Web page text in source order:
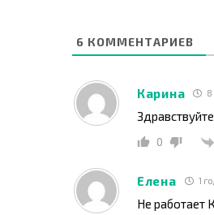
6 КОММЕНТАРИЕВ
Карина
0
Елена 1
Не работает